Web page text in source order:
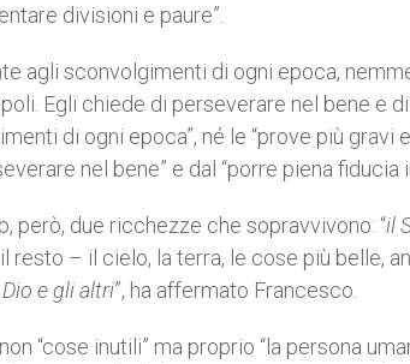
divisioni e paure”.
agli sconvolgimenti di ogni epoca,
Egli chiede di perseverare nel bene e
di ogni epoca”, né le “prove più gravi
nel bene” e dal “porre piena fiducia
però, due ricchezze che sopravvivono: “il
resto – il cielo, la terra, le cose più belle,
Dio e gli altri”, ha affermato Francesco.
“cose inutili” ma proprio “la persona